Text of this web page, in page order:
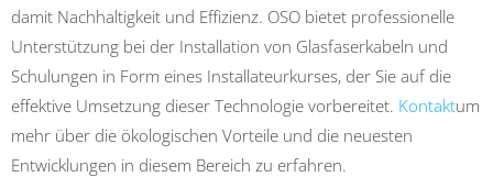
damit Nachhaltigkeit und Effizienz. OSO bietet professionelle
Unterstützung bei der Installation von Glasfaserkabeln und
Schulungen in Form eines Installateurkurses, der Sie auf die
effektive Umsetzung dieser Technologie vorbereitet. Kontaktum
mehr über die ökologischen Vorteile und die neuesten
Entwicklungen in diesem Bereich zu erfahren.